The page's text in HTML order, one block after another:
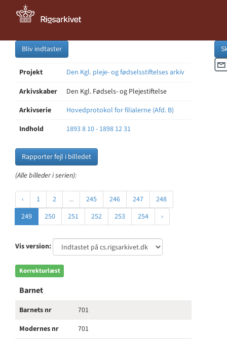
Bliv indtaster
Projekt
Den Kgl. pleje- og fødselsstiftelses arkiv
Arkivskaber
Den Kgl. Fødsels- og Plejestiftelse
Arkivserie
Hovedprotokol for filialerne (Afd. B)
Indhold
1893 8 10 - 1898 12 31
Rapporter fejl i billedet
(Alle billeder i serien):
‹ 1 2 ... 245 246 247
248
249
250 251 252 253 254 ›
Vis version:
Korrekturlæst
Barnet
Barnets nr
701
Modernes nr
701